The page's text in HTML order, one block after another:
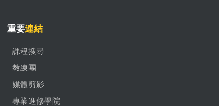
重要連結
課程搜尋
教練團
媒體剪影
專業進修學院